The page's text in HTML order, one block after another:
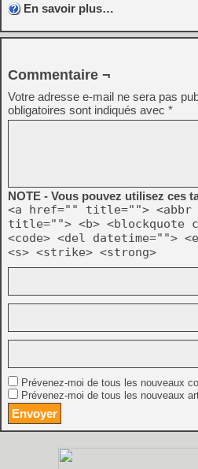
En savoir plus…
Commentaire ¬
Votre adresse e-mail ne sera pas
obligatoires sont indiqués avec *
NOTE - Vous pouvez utilisez ces
<a href="" title=""> <abbr
title=""> <b> <blockquote
<code> <del datetime="">
<s> <strike> <strong>
Prévenez-moi de tous les nouveaux
Prévenez-moi de tous les nouveaux